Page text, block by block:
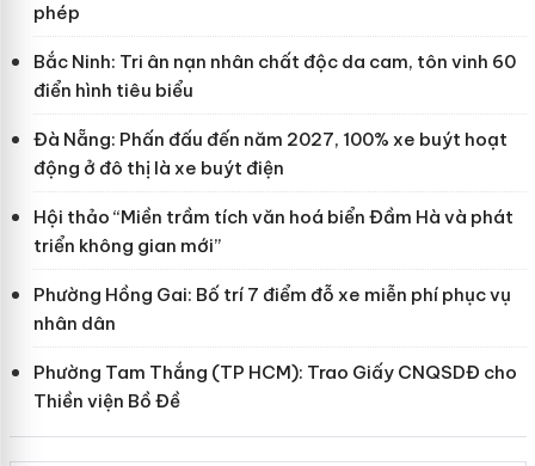
phép
Bắc Ninh: Tri ân nạn nhân chất độc da cam, tôn vinh 60
điển hình tiêu biểu
Đà Nẵng: Phấn đấu đến năm 2027, 100% xe buýt hoạt
động ở đô thị là xe buýt điện
Hội thảo “Miền trầm tích văn hoá biển Đầm Hà và phát
triển không gian mới”
Phường Hồng Gai: Bố trí 7 điểm đỗ xe miễn phí phục vụ
nhân dân
Phường Tam Thắng (TP HCM): Trao Giấy CNQSDĐ cho
Thiền viện Bồ Đề